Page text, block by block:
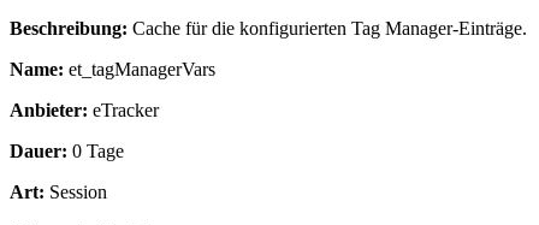
Beschreibung: Cache für die konfigurierten Tag Manager-Einträge.
Name: et_tagManagerVars
Anbieter: eTracker
Dauer: 0 Tage
Art: Session